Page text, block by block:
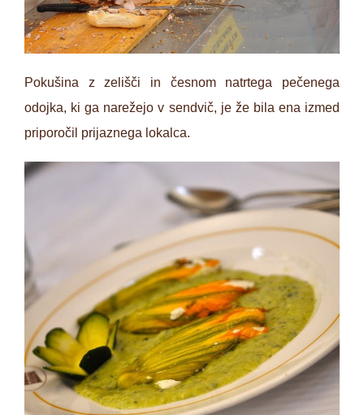
Pokušina z zelišči in česnom natrtega pečenega
odojka, ki ga narežejo v sendvič, je že bila ena izmed
priporočil prijaznega lokalca.